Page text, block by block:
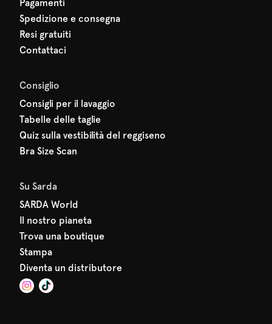
Pagamenti
Spedizione e consegna
Resi gratuiti
Contattaci
Consiglio
Consigli per il lavaggio
Tabelle delle taglie
Quiz sulla vestibilità del reggiseno
Bra Size Scan
Su Sarda
SARDA World
Il nostro pianeta
Trova una boutique
Stampa
Diventa un distributore